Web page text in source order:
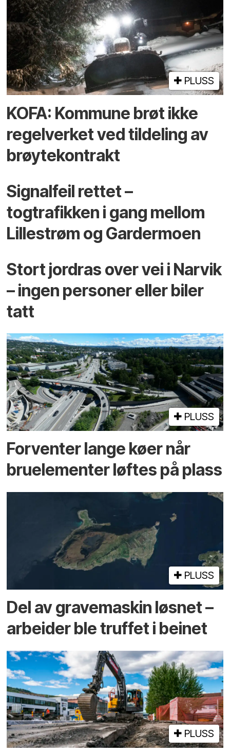
PLUSS
KOFA: Kommune brøt ikke
regelverket ved tildeling av
brøytekontrakt
Signalfeil rettet –
togtrafikken i gang mellom
Lillestrøm og Gardermoen
Stort jordras over vei i Narvik
– ingen personer eller biler
tatt
PLUSS
Forventer lange køer når
bru­elementer løftes på plass
PLUSS
Del av grave­maskin løsnet –
arbeider ble truffet i beinet
PLUSS